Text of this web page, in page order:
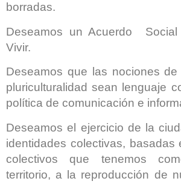
borradas.
Deseamos un Acuerdo
Vivir.
Deseamos que las nociones de
pluriculturalidad sean lenguaje
política de comunicación e
Deseamos el ejercicio de la
identidades colectivas, basadas
colectivos que tenemos
territorio, a la reproducción de